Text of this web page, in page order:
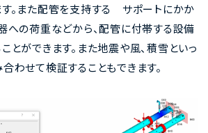
。また配管を支持する サポートにかか
への荷重などから、配管に付帯する設備
とができます。また地震や風、積雪といっ
わせて検証することもできます。